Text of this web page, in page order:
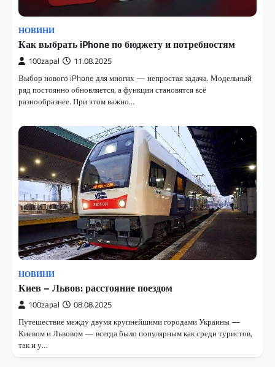
НОВИНИ
Как выбрать iPhone по бюджету и потребностям
100zapal 11.08.2025
Выбор нового iPhone для многих — непростая задача. Модельный
ряд постоянно обновляется, а функции становятся всё
разнообразнее. При этом важно…
НОВИНИ
Киев – Львов: расстояние поездом
100zapal 08.08.2025
Путешествие между двумя крупнейшими городами Украины —
Киевом и Львовом — всегда было популярным как среди туристов,
так и у…